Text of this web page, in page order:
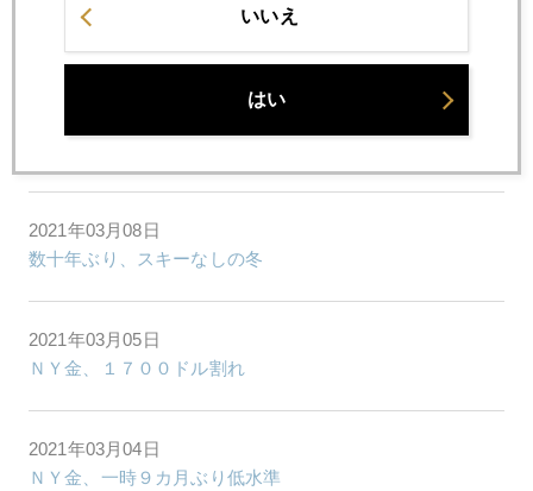
2021年03月10日
2021年03月08日
数十年ぶり、スキーなしの冬
2021年03月05日
ＮＹ金、１７００ドル割れ
2021年03月04日
ＮＹ金、一時９カ月ぶり低水準
いいえ
はい